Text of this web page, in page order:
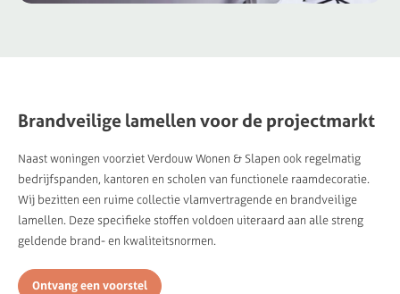
Brandveilige lamellen voor de projectmarkt
Naast woningen voorziet Verdouw Wonen & Slapen ook regelmatig
bedrijfspanden, kantoren en scholen van functionele raamdecoratie.
Wij bezitten een ruime collectie vlamvertragende en brandveilige
lamellen. Deze specifieke stoffen voldoen uiteraard aan alle streng
geldende brand- en kwaliteitsnormen.
Ontvang een voorstel